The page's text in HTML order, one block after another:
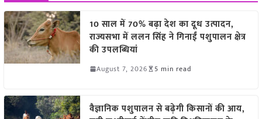
10 साल में 70% बढ़ा देश का दूध उत्पादन,
राज्यसभा में ललन सिंह ने गिनाईं पशुपालन क्षेत्र
की उपलब्धियां
August 7, 2026 5 min read
वैज्ञानिक पशुपालन से बढ़ेगी किसानों की आय,